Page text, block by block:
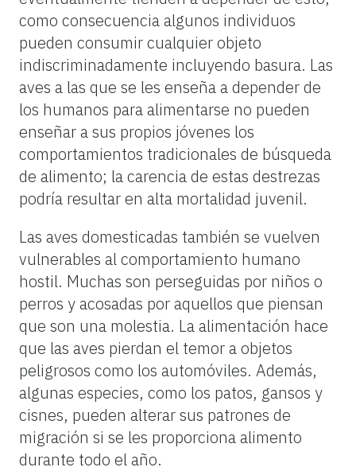
como consecuencia algunos individuos
pueden consumir cualquier objeto
indiscriminadamente incluyendo basura. Las
aves a las que se les enseña a depender de
los humanos para alimentarse no pueden
enseñar a sus propios jóvenes los
comportamientos tradicionales de búsqueda
de alimento; la carencia de estas destrezas
podría resultar en alta mortalidad juvenil.
Las aves domesticadas también se vuelven
vulnerables al comportamiento humano
hostil. Muchas son perseguidas por niños o
perros y acosadas ​​por aquellos que piensan
que son una molestia. La alimentación hace
que las aves pierdan el temor a objetos
peligrosos como los automóviles. Además,
algunas especies, como los patos, gansos y
cisnes, pueden alterar sus patrones de
migración si se les proporciona alimento
durante todo el año.